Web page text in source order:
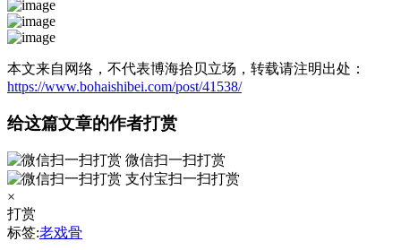
本文来自网络，不代表博海拾贝立场，转载请注明出处：
https://www.bohaishibei.com/post/41538/
给这篇文章的作者打赏
微信扫一扫打赏
支付宝扫一扫打赏
×
打赏
标签:老戏骨